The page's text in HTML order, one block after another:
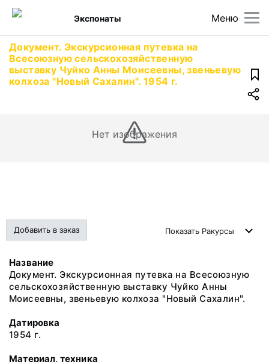
Меню
Экспонаты
Документ. Экскурсионная путевка на
Всесоюзную сельскохозяйственную
выставку Чуйко Анны Моисеевны, звеньевую
колхоза "Новый Сахалин". 1954 г.
Нет изображения
Добавить в заказ Показать Ракурсы
Название
Документ. Экскурсионная путевка на Всесоюзную
сельскохозяйственную выставку Чуйко Анны
Моисеевны, звеньевую колхоза "Новый Сахалин".
Датировка
1954 г.
Материал, техника